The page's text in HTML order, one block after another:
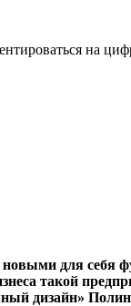
на
для
такой
дизайн»